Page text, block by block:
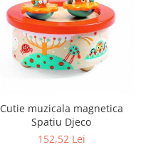
Cutie muzicala magnetica
Spatiu Djeco
152,52 Lei